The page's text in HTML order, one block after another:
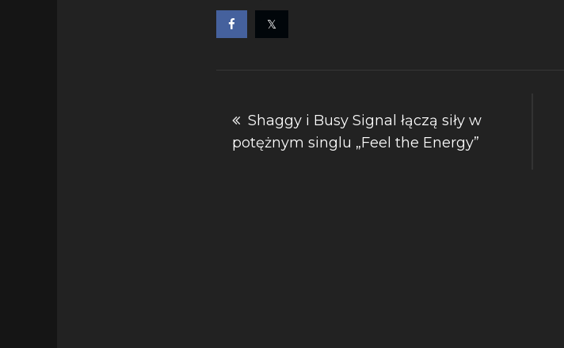
Nawigacja
wpisu
Shaggy i Busy Signal łączą siły w
potężnym singlu „Feel the Energy”